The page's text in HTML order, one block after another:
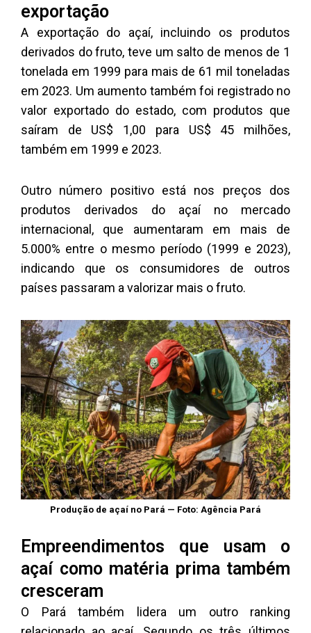
exportação
A exportação do açaí, incluindo os produtos
derivados do fruto, teve um salto de menos de 1
tonelada em 1999 para mais de 61 mil toneladas
em 2023. Um aumento também foi registrado no
valor exportado do estado, com produtos que
saíram de US$ 1,00 para US$ 45 milhões,
também em 1999 e 2023.
Outro número positivo está nos preços dos
produtos derivados do açaí no mercado
internacional, que aumentaram em mais de
5.000% entre o mesmo período (1999 e 2023),
indicando que os consumidores de outros
países passaram a valorizar mais o fruto.
Produção de açaí no Pará — Foto: Agência Pará
Empreendimentos que usam o
açaí como matéria prima também
cresceram
O Pará também lidera um outro ranking